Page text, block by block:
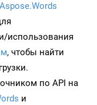
Aspose.Words
использования
, чтобы найти
по API на
и